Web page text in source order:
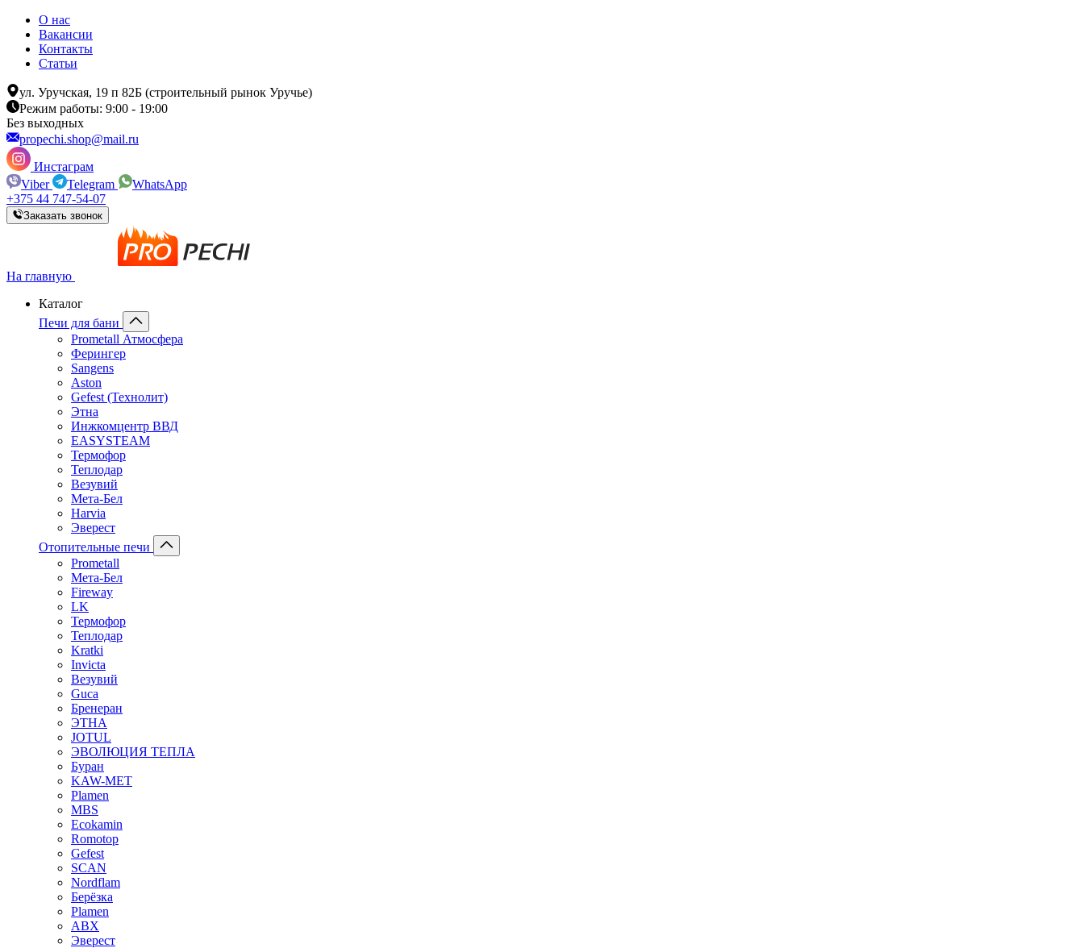
О нас
Вакансии
Контакты
Статьи
ул. Уручская, 19 п 82Б (строительный рынок Уручье)
Режим работы: 9:00 - 19:00
Без выходных
propechi.shop@mail.ru
Инстаграм
Viber
Telegram
WhatsApp
+375 44 747-54-07
Заказать звонок
На главную
Каталог
Печи для бани
Prometall Атмосфера
Ферингер
Sangens
Aston
Gefest (Технолит)
Этна
Инжкомцентр ВВД
EASYSTEAM
Термофор
Теплодар
Везувий
Мета-Бел
Harvia
Эверест
Отопительные печи
Prometall
Мета-Бел
Fireway
LK
Термофор
Теплодар
Kratki
Invicta
Везувий
Guca
Бренеран
ЭТНА
JOTUL
ЭВОЛЮЦИЯ ТЕПЛА
Буран
KAW-MET
Plamen
MBS
Ecokamin
Romotop
Gefest
SCAN
Nordflam
Берёзка
Plamen
ABX
Эверест